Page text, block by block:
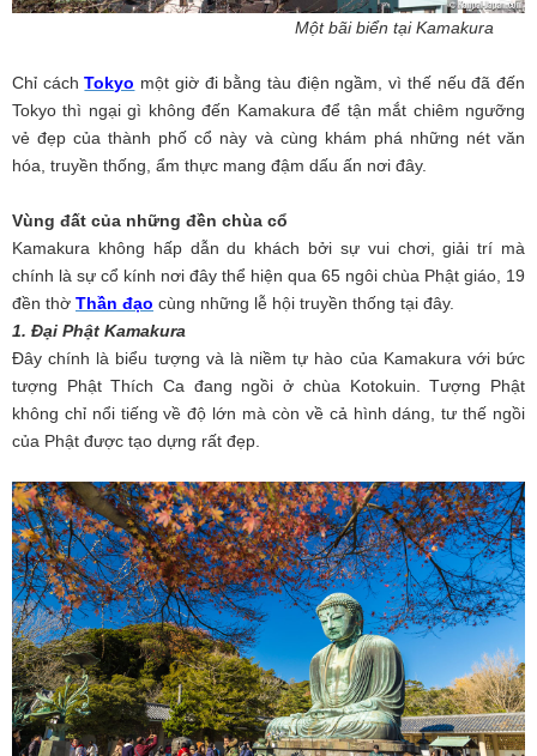
Một bãi biển tại Kamakura
Chỉ cáchTokyo một giờ đi bằng tàu điện ngầm, vì thế nếu đã đến
Tokyo thì ngại gì không đến Kamakura để tận mắt chiêm ngưỡng
vẻ đẹp của thành phố cổ này và cùng khám phá những nét văn
hóa, truyền thống, ẩm thực mang đậm dấu ấn nơi đây.
Vùng đất của những đền chùa cổ
Kamakura không hấp dẫn du khách bởi sự vui chơi, giải trí mà
chính là sự cổ kính nơi đây thể hiện qua 65 ngôi chùa Phật giáo, 19
đền thờ Thần đạo cùng những lễ hội truyền thống tại đây.
1. Đại Phật Kamakura
Đây chính là biểu tượng và là niềm tự hào của Kamakura với bức
tượng Phật Thích Ca đang ngồi ở chùa Kotokuin. Tượng Phật
không chỉ nổi tiếng về độ lớn mà còn về cả hình dáng, tư thế ngồi
của Phật được tạo dựng rất đẹp.